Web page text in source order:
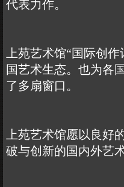
代表力作。
上苑艺术馆“国际创
国艺术生态。也为各
了多扇窗口。
上苑艺术馆愿以良好
破与创新的国内外艺